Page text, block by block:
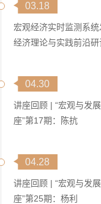
03.18
宏观经济实时监测系
经济理论与实践前沿
04.30
讲座回顾 | “宏观与发
座”第17期：陈抗
04.28
讲座回顾 | “宏观与发
座”第25期：杨利